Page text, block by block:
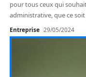
pour tous ceux qui
administrative, que ce
Entreprise 29/05/2024